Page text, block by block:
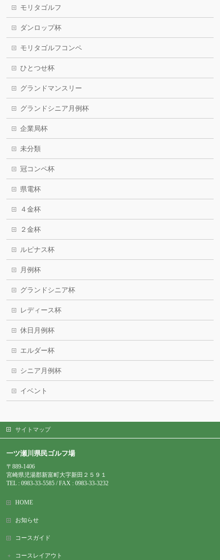
モリタゴルフ
ダンロップ杯
モリタゴルフコンペ
ひとつせ杯
グランドマンスリー
グランドシニア月例杯
企業局杯
未分類
冠コンペ杯
県電杯
４金杯
２金杯
ルピナス杯
月例杯
グランドシニア杯
レディース杯
休日月例杯
エルダー杯
シニア月例杯
イベント
サイトマップ
一ツ瀬川県民ゴルフ場
〒889-1406
宮崎県児湯郡新富町大字新田２５９１
TEL : 0983-33-5585 / FAX : 0983-33-3232
HOME
お知らせ
コースガイド
コースレイアウト